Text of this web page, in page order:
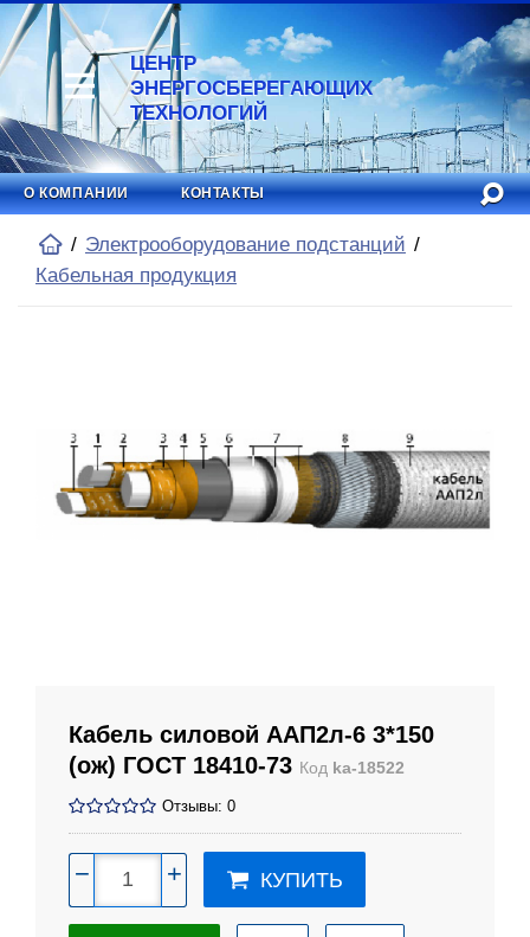
ЦЕНТР
ЭНЕРГОСБЕРЕГАЮЩИХ
ТЕХНОЛОГИЙ
О КОМПАНИИ КОНТАКТЫ
Электрооборудование подстанций
Кабельная продукция
Кабель силовой ААП2л-6 3*150
(ож) ГОСТ 18410-73 Код ka-18522
Отзывы: 0
− + КУПИТЬ